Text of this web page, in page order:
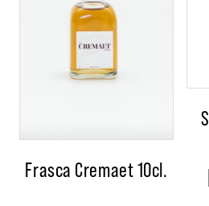
Frasca Cremaet 10cl.